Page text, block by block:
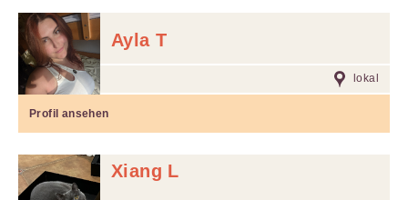
Ayla T
lokal
Profil ansehen
Xiang L